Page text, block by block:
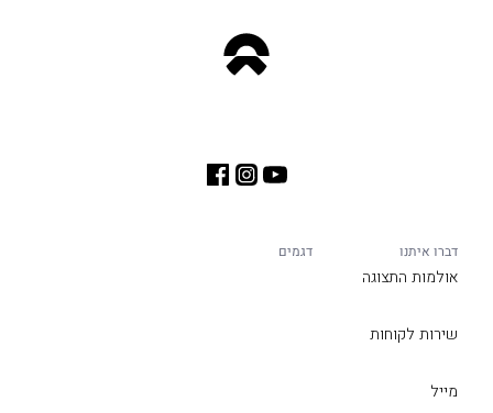
דברו איתנו
אולמות התצוגה
שירות לקוחות
מייל
דגמים